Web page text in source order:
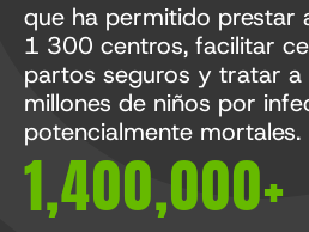
que ha permitido prestar
1 300 centros, facilitar
partos seguros y tratar a
millones de niños por
potencialmente mortales.
1,400,000+